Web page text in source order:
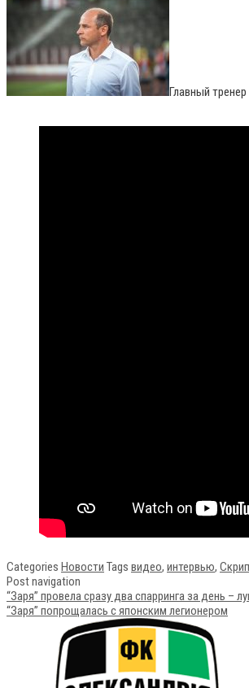
Главный
Categories Новости Tags видео, интервью,
Post navigation
“Заря” провела сразу два спарринга за день –
“Заря” попрощалась с японским легионером